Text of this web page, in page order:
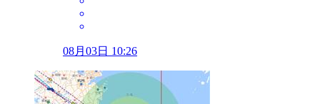
08月03日 10:26